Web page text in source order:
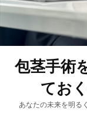
包茎手術
てお
あなたの未来を明る